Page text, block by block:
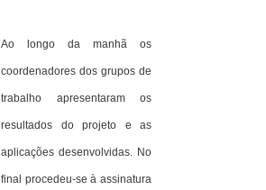
Ao longo da manhã os
coordenadores dos grupos de
trabalho apresentaram os
resultados do projeto e as
aplicações desenvolvidas. No
final procedeu-se à assinatura